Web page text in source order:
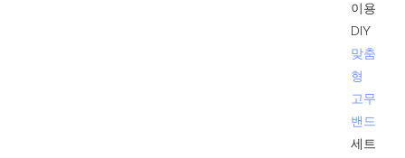
이용
DIY
맞춤
형
고무
밴드
세트